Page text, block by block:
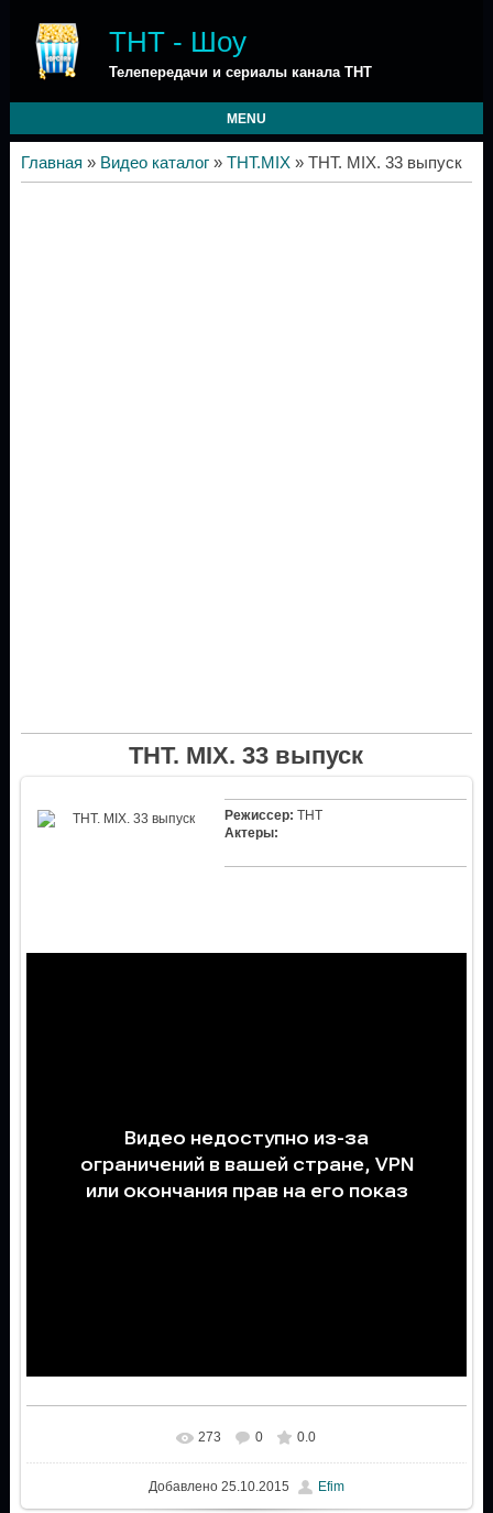
ТНТ - Шоу
Телепередачи и сериалы канала ТНТ
MENU
Главная » Видео каталог» ТНТ.MIX» ТНТ. MIX. 33 выпуск
ТНТ. MIX. 33 выпуск
Режиссер: ТНТ
Актеры:
273 0 0.0
Добавлено25.10.2015 Efim